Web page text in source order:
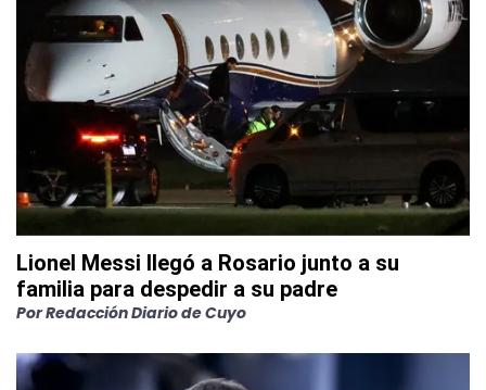
Lionel Messi llegó a Rosario junto a su
familia para despedir a su padre
PorRedacción Diario de Cuyo